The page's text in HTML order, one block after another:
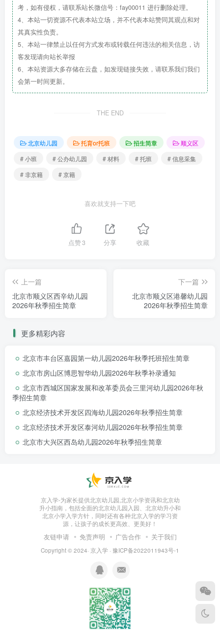
2026年托班信息采集二维码
05线下审核日期
第二批次：7月7日上午9:40-10:30
06 现场审核所需材料
【第一批次】
屋产权的原件或证明幼儿与房主关系的证明、购
2.拆迁家庭所需的有效期内拆迁证明、未回
迁证明和正规的租房合同等资料备审
以上资料查看原件，收取复印件。
第一批次招募范围：镇域有房顺义户籍幼
有四证幼儿。
李家史山村、营尔村、大柳树村、中滩营村、刘各庄
村、武各庄村、东辛庄村、寺上村、良善庄村、西范各
【第二批次】
明、接种本、租房合同等相关材料；
证明、接种本、北京市居住证、实际住所证明、
在京务工就业证明等相关材料。
以上资料查看原件，收取复印件。
第二批次招募范围：北石槽镇域及附近租房
京籍或非京籍有四证幼儿。
07注意事项
1.确保登记信息准确，联系保持通畅，以便
不漏登记入园信息。
联系人：李老师
联系电话：010-60422127转
8020/8027、15811020716
上午8:30—11:00；下午14:00—16:00）。
北京市顺义区北石槽中心幼儿园
考，如有侵权，请联系站长微信号：fay00011 进行删除处理。
4、本站一切资源不代表本站立场，并不代表本站赞同其观点和对
其真实性负责。
5、本站一律禁止以任何方式发布或转载任何违法的相关信息，访
客发现请向站长举报
6、本站资源大多存储在云盘，如发现链接失效，请联系我们我们
会第一时间更新。
THE END
北京幼儿园 托育or托班 招生简章
顺义区
# 小班
# 公办幼儿园 # 材料 # 托班
# 信息采集
# 非京籍
# 京籍
喜欢就支持一下吧
点赞3 分享 收藏
上一篇
北京市顺义区西辛幼儿园
2026年秋季招生简章
下一篇
北京市顺义区港馨幼儿园
2026年秋季招生简章
更多精彩内容
北京市丰台区嘉园第一幼儿园2026年秋季托班招生简章
北京市房山区博思智华幼儿园2026年秋季补录通知
北京市西城区国家发展和改革委员会三里河幼儿园2026年秋
季招生简章
北京经济技术开发区四海幼儿园2026年秋季招生简章
北京经济技术开发区泰河幼儿园2026年秋季招生简章
北京市大兴区西岛幼儿园2026年秋季招生简章
京入学-为家长提供北京幼儿园,北京小学资讯和北京幼
升小指南，包括全面的北京幼儿园入园、北京幼升小和
北京小学入学方针，同时还有各种北京入学的学习资
源，让孩子的成长更高效、更美好！
友链申请 免责声明 广告合作 关于我们
Copyright © 2024· 京入学 · 豫ICP备2022011943号-1